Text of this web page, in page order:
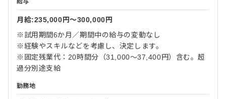
給与
月給:235,000円〜300,000円
※試用期間6か月／期間中の給与の変動なし
※経験やスキルなどを考慮し、決定します。
※固定残業代：20時間分（31,000～37,400円）含む。超
過分別途支給
勤務地